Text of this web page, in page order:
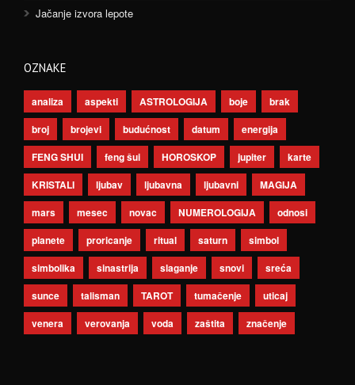
Jačanje izvora lepote
OZNAKE
analiza aspekti ASTROLOGIJA boje
brak
broj
brojevi budućnost datum
energija
FENG SHUI
feng šui HOROSKOP jupiter
karte
KRISTALI
ljubav ljubavna ljubavni
MAGIJA
mars
mesec novac NUMEROLOGIJA
odnosi
planete
proricanje ritual saturn
simbol
simbolika
sinastrija slaganje snovi
sreća
sunce
talisman TAROT tumačenje
uticaj
venera
verovanja voda zaštita značenje